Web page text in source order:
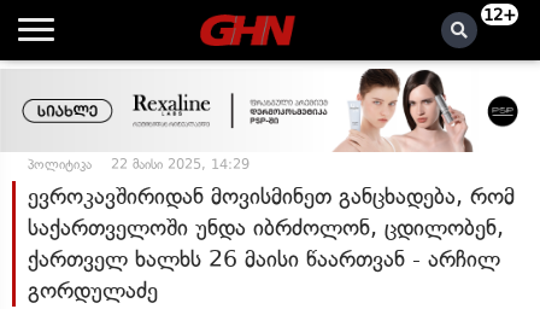
12+
პოლიტიკა 22 მაისი 2025, 14:29
ევროკავშირიდან მოვისმინეთ განცხადება, რომ
საქართველოში უნდა იბრძოლონ, ცდილობენ,
ქართველ ხალხს 26 მაისი წაართვან - არჩილ
გორდულაძე